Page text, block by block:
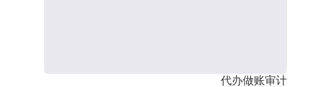
代办做账审计